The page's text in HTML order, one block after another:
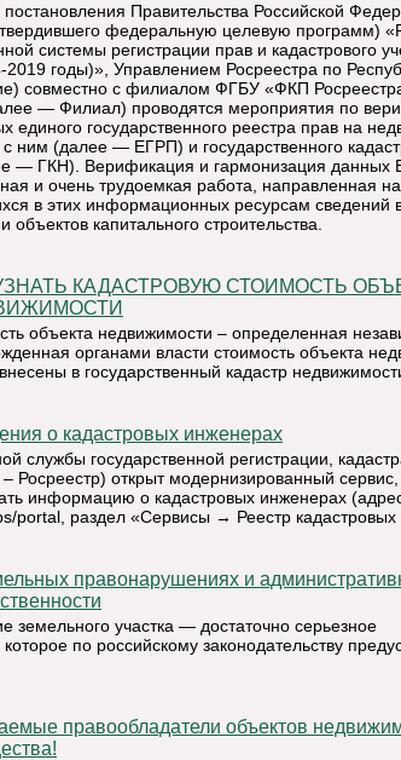
Правительства Российской
федеральную целевую программ)
системы регистрации прав и кадастрового
годы)», Управлением Росреестра по
совместно с филиалом ФГБУ «ФКП
— Филиал) проводятся мероприятия по
единого государственного реестра прав на
ним (далее — ЕГРП) и государственного
— ГКН). Верификация и гармонизация
и очень трудоемкая работа, направленная
в этих информационных ресурсам сведений
объектов капитального строительства.
объекта недвижимости – определенная
органами власти стоимость объекта
в государственный кадастр
о кадастровых инженерах
службы государственной регистрации,
Росреестр) открыт модернизированный сервис,
информацию о кадастровых инженерах
portal, раздел «Сервисы → Реестр кадастровых
земельного участка — достаточно серьезное
по российскому законодательству